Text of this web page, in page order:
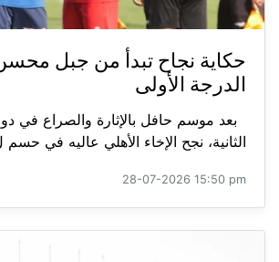
حكاية نجاح تبدأ من جبل
الدرجة الأولى
بعد موسم حافل بالإثارة والصراع في
الثانية، نجح الإخاء الأهلي عاليه في حسم
28-07-2026 15:50 pm